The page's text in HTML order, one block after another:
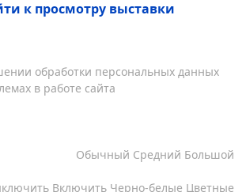
к просмотру выставки
обработки персональных данных
в работе сайта
Обычный Средний Большой
Включить Черно-белые Цветные